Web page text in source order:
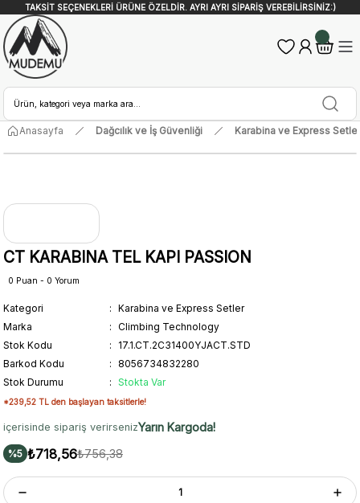
TAKSİT SEÇENEKLERİ ÜRÜNE ÖZELDİR. AYRI AYRI SİPARİŞ VEREBİLİRSİNİZ:)
Anasayfa Dağcılık ve İş Güvenliği Karabina ve Express Setler
CT KARABINA TEL KAPI PASSION
0 Puan - 0 Yorum
Kategori
Karabina ve Express Setler
Marka
Climbing Technology
Stok Kodu
17.1.CT.2C31400YJACT.STD
Barkod Kodu
8056734832280
Stok Durumu
Stokta Var
*239,52 TL den başlayan taksitlerle!
içerisinde sipariş verirsenizYarın Kargoda!
%5 ₺718,56₺756,38